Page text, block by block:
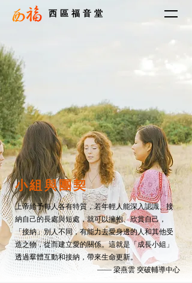
西區福音堂
​小組與團契
上帝給予每人各有特質，若年輕人能深入認識、接
納自己的長處與短處，就可以擁抱、欣賞自己，
「接納」別人不同，有能力去愛身邊的人和其他受
造之物，從而建立愛的關係。這就是「成長小組」
透過羣體互動和接納，帶來生命更新。
—— 梁燕雲 突破輔導中心